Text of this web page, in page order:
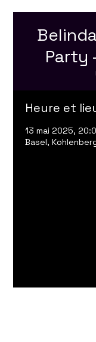
Party
Heure et
13 mai 2025,
Basel,